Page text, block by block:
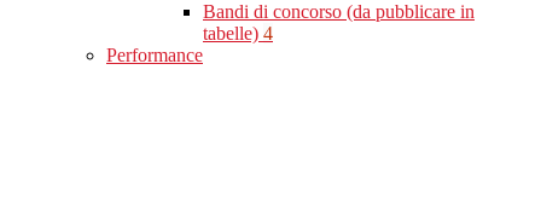
Bandi di concorso (da pubblicare in
tabelle) 4
Performance